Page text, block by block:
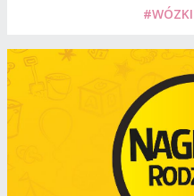
#WÓZKI